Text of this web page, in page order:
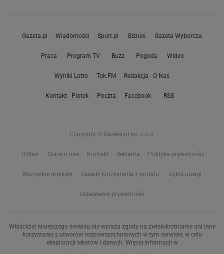
Gazeta.pl Wiadomości Sport.pl Biznes Gazeta Wyborcza
Praca Program TV Buzz Pogoda Wideo
Wyniki Lotto Tok.FM Redakcja - O Nas
Kontakt - Plotek Poczta Facebook RSS
Copyright © Gazeta.pl sp. z o.o.
O Nas Staże u nas Kontakt Reklama Polityka prywatności
Wszystkie artykuły Zasady korzystania z portalu Zgłoś uwagi
Ustawienia prywatności
Właściciel niniejszego serwisu nie wyraża zgody na zwielokrotnianie ani inne
korzystanie z utworów rozpowszechnionych w tym serwisie, w celu
eksploracji tekstów i danych. Więcej informacji w